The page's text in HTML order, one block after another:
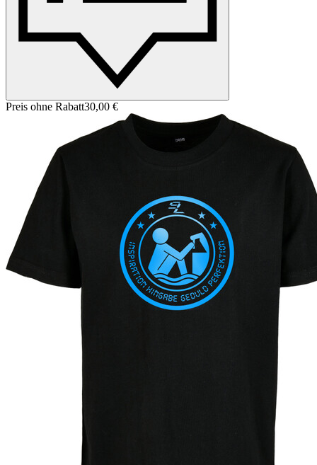
Preis ohne Rabatt30,00 €